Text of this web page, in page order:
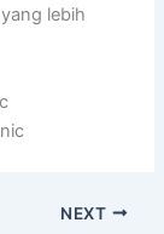
lebih
NEXT